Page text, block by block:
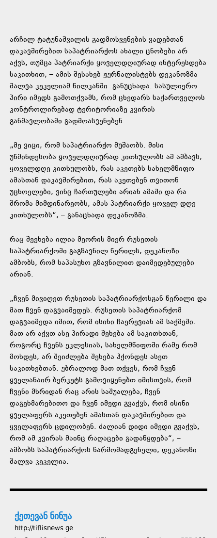
არჩილ ტატუნაშვილის გადმოსვენების ვადებთან
დაკავშირებით საპატრიარქოს ახალი ცნობები არ
აქვს, თუმცა პატრიარქი ყოველდღიურად ინტერესდება
საკითხით, – ამის შესახებ ჟურნალისტებს დეკანოზმა
შალვა კეკელიამ წილკანში განუცხადა. სასულიერო
პირი იმედს გამოთქვამს, რომ ცხედარს საქართველოს
კონტროლირებად ტერიტორიაზე კვირის
განმავლობაში გადმოასვენებენ.
„მე ვიცი, რომ საპატრიარქო მუშაობს. მისი
უწმინდესობა ყოველდღიურად კითხულობს ამ ამბავს,
ყოველდღე კითხულობს, რას აკეთებს სახელმწიფო
ამასთან დაკავშირებით, რას აკეთებენ თვითონ
უცხოელები, ვინც ჩართულები არიან ამაში და რა
შრომა მიმდინარეობს, ამას პატრიარქი ყოველ დღე
კითხულობს“, – განაცხადა დეკანოზმა.
რაც შეეხება ილია მეორის მიერ რუსეთის
საპატრიარქოში გაგზავნილ წერილს, დეკანოზი
ამბობს, რომ საპასუხო გზავნილით დაიმედებულები
არიან.
„ჩვენ მივიღეთ რუსეთის საპატრიარქოსგან წერილი და
მათ ჩვენ დაგვაიმედეს. რუსეთის საპატრიარქომ
დაგვაიმედა იმით, რომ ისინი ჩაერევიან ამ საქმეში.
მათ არ აქვთ ასე პირადი შეხება ამ საკითხთან,
როგორც ჩვენს ეკლესიას, სახელმწიფოში რამე რომ
მოხდეს, არ შეიძლება შეხება ჰქონდეს ასეთ
საკითხებთან. უბრალოდ მათ თქვეს, რომ ჩვენ
ყველანაირ ბერკეტს გამოვიყენებთ იმისთვის, რომ
ჩვენი მხრიდან რაც არის საშუალება, ჩვენ
დაგეხმარებითო და ჩვენ იმედი გვაქვს, რომ ისინი
ყველაფერს აკეთებენ ამასთან დაკავშირებით და
ყველაფერს ცდილობენ. ძალიან დიდი იმედი გვაქვს,
რომ ამ კვირას მაინც რაღაცები გადაწყდება“, –
ამბობს საპატრიარქოს წარმომადგენელი, დეკანოზი
შალვა კეკელია.
ქეთევან ნინუა
http://tiflisnews.ge